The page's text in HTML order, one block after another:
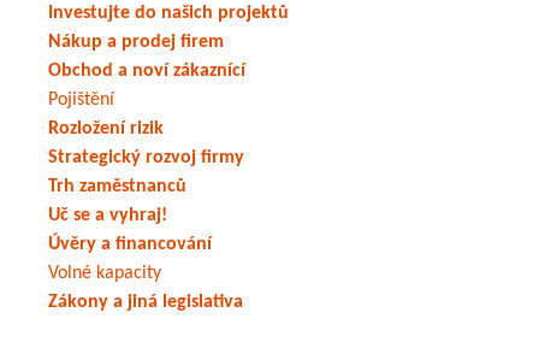
Investujte do našich projektů
Nákup a prodej firem
Obchod a noví zákaznící
Pojištění
Rozložení rizik
Strategický rozvoj firmy
Trh zaměstnanců
Uč se a vyhraj!
Úvěry a financování
Volné kapacity
Zákony a jiná legislativa